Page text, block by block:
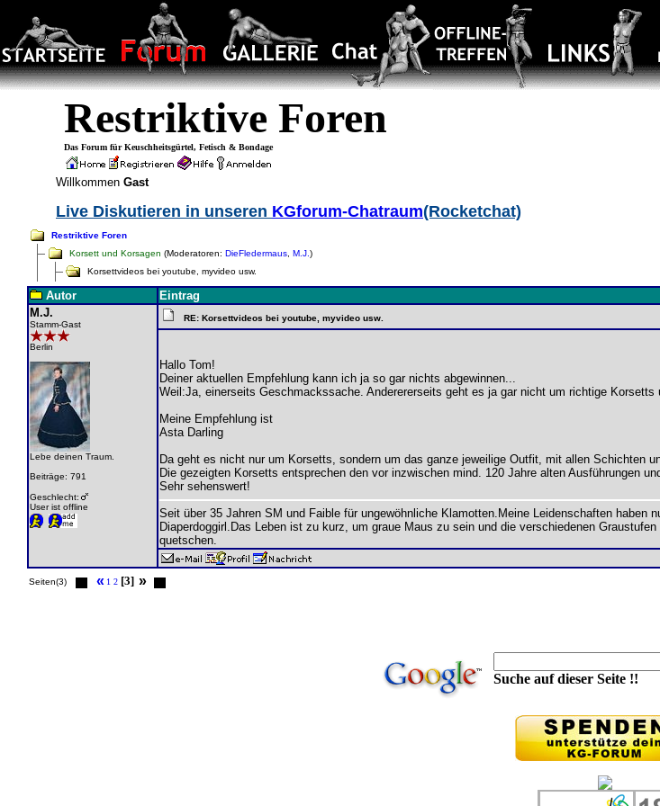
Restriktive Foren
Das Forum für Keuschheitsgürtel, Fetisch & Bondage
Willkommen Gast
Live Diskutieren in unseren KGforum-Chatraum(Rocketchat)
Restriktive Foren
Korsett und Korsagen (Moderatoren: DieFledermaus M.J. )
Korsettvideos bei youtube, myvideo usw.
Autor
Eintrag
M.J.
Stamm-Gast
Berlin
Lebe deinen Traum.
Beiträge: 791
Geschlecht:
User ist offline
RE: Korsettvideos bei youtube, myvideo usw.
Hallo Tom!
Deiner aktuellen Empfehlung kann ich ja so gar nichts abgewinnen...
Weil:Ja, einerseits Geschmackssache. Anderererseits geht es ja gar nicht um richtige Korsetts
Meine Empfehlung ist
Asta Darling
Da geht es nicht nur um Korsetts, sondern um das ganze jeweilige Outfit, mit allen Schichten
Die gezeigten Korsetts entsprechen den vor inzwischen mind. 120 Jahre alten Ausführungen
Sehr sehenswert!
Seit über 35 Jahren SM und Faible für ungewöhnliche Klamotten.Meine Leidenschaften
Diaperdoggirl.Das Leben ist zu kurz, um graue Maus zu sein und die verschiedenen
quetschen.
Seiten(3) « 1 2 [3] »
Suche auf dieser Seite !!